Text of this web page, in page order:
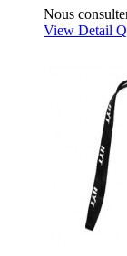
Nous
View Detail